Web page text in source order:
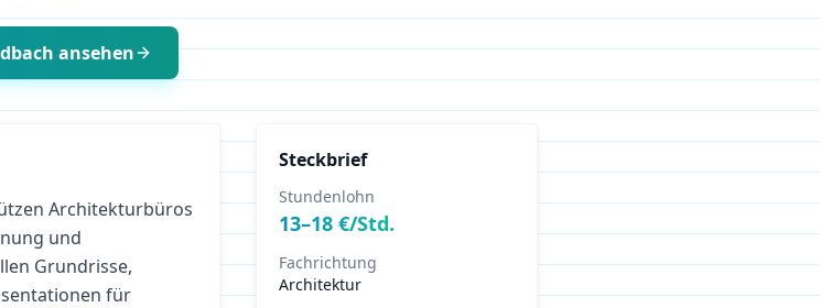
ansehen
Architekturbüros
und
Grundrisse,
für
Steckbrief
Stundenlohn
13–18 €/Std.
Fachrichtung
Architektur